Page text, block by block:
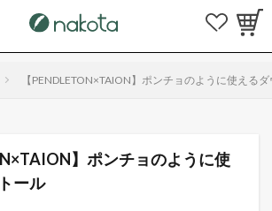
【PENDLETON×TAION】ポンチョのように使える
】ポンチョのように使
ール